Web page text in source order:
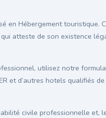
en Hébergement touristique.
atteste de son existence
utilisez notre
et d’autres hotels qualifiés de
civile professionnelle et,